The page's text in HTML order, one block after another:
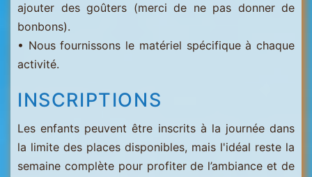
ajouter des goûters (merci de ne pas donner de
bonbons).
• Nous fournissons le matériel spécifique à chaque
activité.
INSCRIPTIONS
Les enfants peuvent être inscrits à la journée dans
la limite des places disponibles, mais l'idéal reste la
semaine complète pour profiter de l’ambiance et de